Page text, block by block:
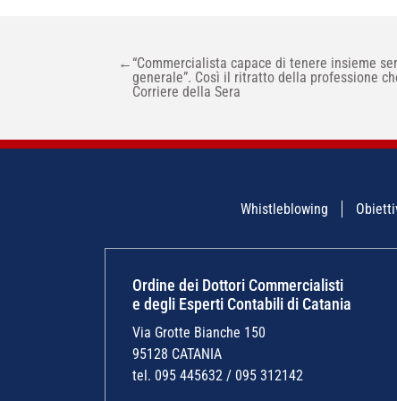
← “Commercialista capace di tenere insieme
generale”. Così il ritratto della professione
Corriere della Sera
Whistleblowing
Ordine dei Dottori Commercialisti
e degli Esperti Contabili di Catania
Via Grotte Bianche 150
95128 CATANIA
tel. 095 445632 / 095 312142